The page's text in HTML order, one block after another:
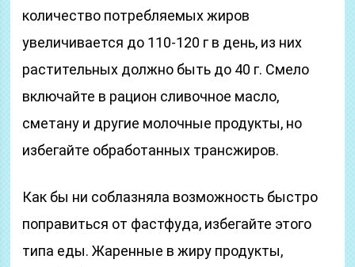
количество потребляемых жиров
увеличивается до 110-120 г в день, из них
растительных должно быть до 40 г. Смело
включайте в рацион сливочное масло,
сметану и другие молочные продукты, но
избегайте обработанных трансжиров.
Как бы ни соблазняла возможность быстро
поправиться от фастфуда, избегайте этого
типа еды. Жаренные в жиру продукты,